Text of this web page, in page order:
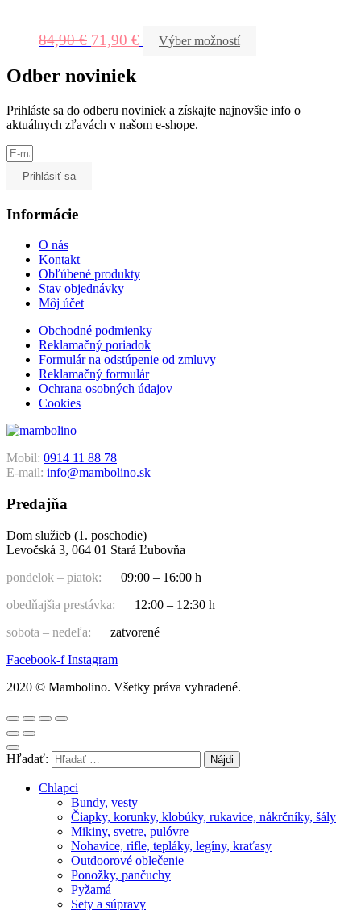
84,90€ 71,90 € Výber možností
Odber noviniek
Prihláste sa do odberu noviniek a získajte najnovšie info o
aktuálnych zľavách v našom e-shope.
Prihlásiť sa
Informácie
O nás
Kontakt
Obľúbené produkty
Stav objednávky
Môj účet
Obchodné podmienky
Reklamačný poriadok
Formulár na odstúpenie od zmluvy
Reklamačný formulár
Ochrana osobných údajov
Cookies
Mobil: 0914 11 88 78
E-mail: info@mambolino.sk
Predajňa
Dom služieb (1. poschodie)
Levočská 3, 064 01 Stará Ľubovňa
pondelok – piatok:
09:00 – 16:00 h
obedňajšia prestávka:
12:00 – 12:30 h
sobota – nedeľa:
zatvorené
Facebook-f Instagram
2020 © Mambolino. Všetky práva vyhradené.
Hľadať:
Chlapci
Bundy, vesty
Čiapky, korunky, klobúky, rukavice, nákrčníky, šály
Mikiny, svetre, pulóvre
Nohavice, rifle, tepláky, legíny, kraťasy
Outdoorové oblečenie
Ponožky, pančuchy
Pyžamá
Sety a súpravy